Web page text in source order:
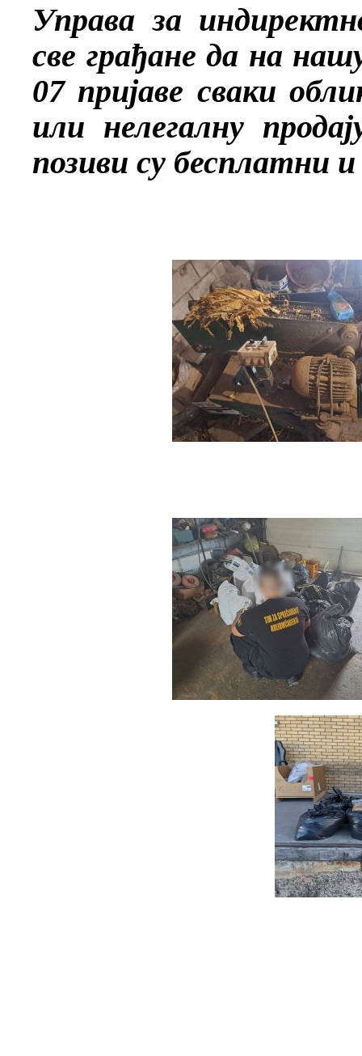
Управа за
све грађане да на
07 пријаве сваки
или нелегалну
позиви су бесплатни